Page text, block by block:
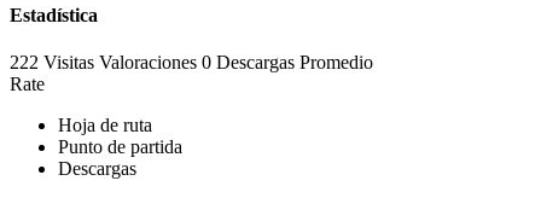
Estadística
222 Visitas Valoraciones 0 Descargas Promedio
Rate
Hoja de ruta
Punto de partida
Descargas